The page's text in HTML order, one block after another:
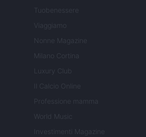
Tuobenessere
Viaggiamo
Nonne Magazine
Milano Cortina
Luxury Club
Il Calcio Online
Professione mamma
World Music
Investimenti Magazine